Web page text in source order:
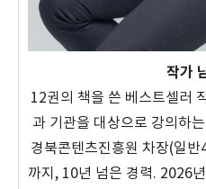
작가
12권의 책을 쓴 베스트셀러
과 기관을 대상으로 강의하
경북콘텐츠진흥원 차장(일
까지, 10년 넘은 경력. 2026